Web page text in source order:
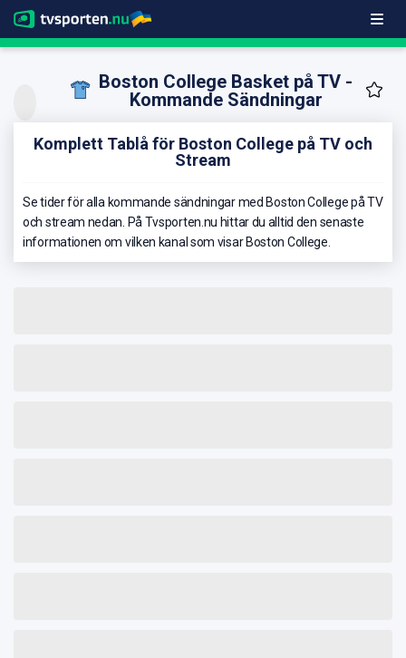
Boston College Basket på TV -
Kommande Sändningar
Komplett Tablå för Boston College på TV och
Stream
Se tider för alla kommande sändningar med Boston College på TV
och stream nedan. På Tvsporten.nu hittar du alltid den senaste
informationen om vilken kanal som visar Boston College.